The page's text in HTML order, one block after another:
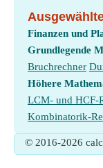
Finanzen und
Grundlegende
Bruchrechner
Höhere
LCM- und HCF-
Kombinatorik-
© 2016-2026